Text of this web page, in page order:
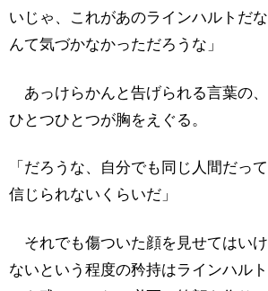
いじゃ、これがあのラインハルトだな
んて気づかなかっただろうな」
あっけらかんと告げられる言葉の、
ひとつひとつが胸をえぐる。
「だろうな、自分でも同じ人間だって
信じられないくらいだ」
それでも傷ついた顔を見せてはいけ
ないという程度の矜持はラインハルト